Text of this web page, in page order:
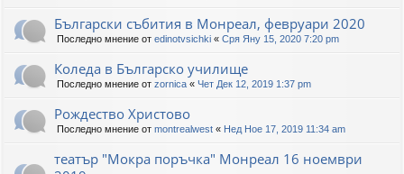
Български събития в Монреал, февруари 2020
Последно мнение от edinotvsichki « Сря Яну 15, 2020 7:20 pm
Коледа в Българско училище
Последно мнение от zornica « Чет Дек 12, 2019 1:37 pm
Рождество Христово
Последно мнение от montrealwest « Нед Ное 17, 2019 11:34 am
театър "Мокра поръчка" Монреал 16 ноември